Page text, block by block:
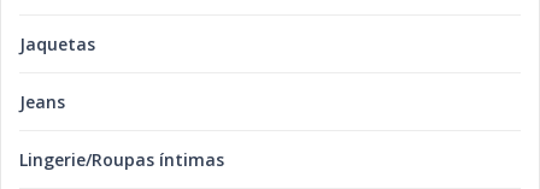
Jaquetas
Jeans
Lingerie/Roupas íntimas